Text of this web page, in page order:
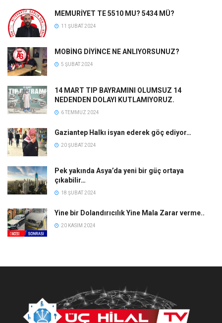
MEMURİYET TE 5510 MU? 5434 MÜ?
11 ŞUBAT 2024
MOBİNG DİYİNCE NE ANLIYORSUNUZ?
5 ŞUBAT 2024
14 MART TIP BAYRAMINI OLUMSUZ 14
NEDENDEN DOLAYI KUTLAMIYORUZ.
6 TEMMUZ 2024
Gaziantep Halkı isyan ederek göç ediyor…
20 ŞUBAT 2024
Pek yakında Asya’da yeni bir güç ortaya
çıkabilir…
18 ŞUBAT 2024
Yine bir Dolandırıcılık Yine Mala Zarar verme..
20 KASIM 2024